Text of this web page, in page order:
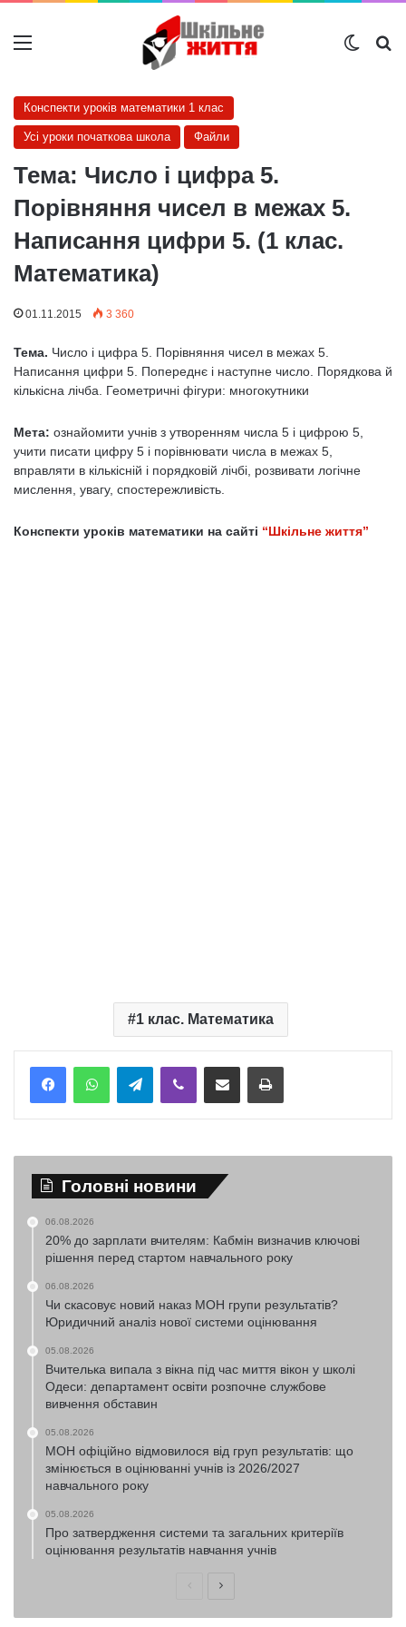
Меню
Конспекти уроків математики 1 клас
Усі уроки початкова школа Файли
Тема: Число і цифра 5.
Порівняння чисел в межах 5.
Написання цифри 5. (1 клас.
Математика)
01.11.2015 3 360
Тема. Число і цифра 5. Порівняння чисел в межах 5.
Написання цифри 5. Попереднє і наступне число. Порядкова й
кількісна лічба. Геометричні фігури: многокутники
Мета: ознайомити учнів з утворенням числа 5 і цифрою 5,
учити писати цифру 5 і порів­нювати числа в межах 5,
вправляти в кіль­кісній і порядковій лічбі, розвивати логічне
мислення, увагу, спостережливість.
Конспекти уроків математики на сайті “Шкільне життя”
1 клас. Математика
TelegramViber Надіслати електронною поштоюНадрукувати
Головні новини
06.08.2026
20% до зарплати вчителям: Кабмін визначив ключові
рішення перед стартом навчального року
06.08.2026
Чи скасовує новий наказ МОН групи результатів?
Юридичний аналіз нової системи оцінювання
05.08.2026
Вчителька випала з вікна під час миття вікон у школі
Одеси: департамент освіти розпочне службове
вивчення обставин
05.08.2026
МОН офіційно відмовилося від груп результатів: що
змінюється в оцінюванні учнів із 2026/2027
навчального року
05.08.2026
Про затвердження системи та загальних критеріїв
оцінювання результатів навчання учнів
ПопередняНаступна